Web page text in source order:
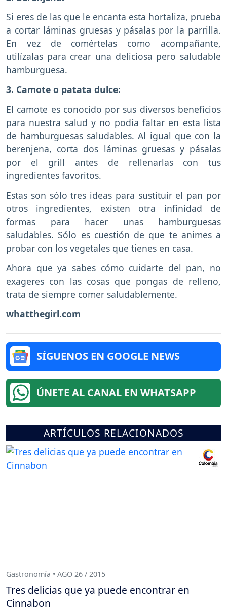
Si eres de las que le encanta esta hortaliza, prueba
a cortar láminas gruesas y pásalas por la parrilla.
En vez de comértelas como acompañante,
utilízalas para crear una deliciosa pero saludable
hamburguesa.
3. Camote o patata dulce:
El camote es conocido por sus diversos beneficios
para nuestra salud y no podía faltar en esta lista
de hamburguesas saludables. Al igual que con la
berenjena, corta dos láminas gruesas y pásalas
por el grill antes de rellenarlas con tus
ingredientes favoritos.
Estas son sólo tres ideas para sustituir el pan por
otros ingredientes, existen otra infinidad de
formas para hacer unas hamburguesas
saludables. Sólo es cuestión de que te animes a
probar con los vegetales que tienes en casa.
Ahora que ya sabes cómo cuidarte del pan, no
exageres con las cosas que pongas de relleno,
trata de siempre comer saludablemente.
whatthegirl.com
SÍGUENOS EN GOOGLE NEWS
ÚNETE AL CANAL EN WHATSAPP
ARTÍCULOS RELACIONADOS
Gastronomía • AGO 26 / 2015
Tres delicias que ya puede encontrar en
Cinnabon